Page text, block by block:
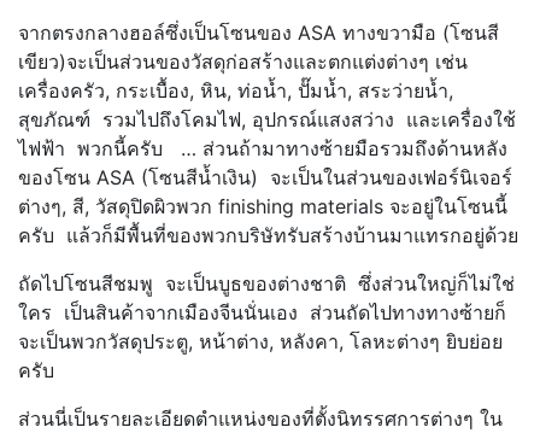
จากตรงกลางฮอล์ซึ่งเป็นโซนของ ASA ทางขวามือ (โซนสี
เขียว)จะเป็นส่วนของวัสดุก่อสร้างและตกแต่งต่างๆ เช่น
เครื่องครัว, กระเบื้อง, หิน, ท่อน้ำ, ปั๊มน้ำ, สระว่ายน้ำ,
สุขภัณฑ์ รวมไปถึงโคมไฟ, อุปกรณ์แสงสว่าง และเครื่องใช้
ไฟฟ้า พวกนี้ครับ … ส่วนถ้ามาทางซ้ายมือรวมถึงด้านหลัง
ของโซน ASA (โซนสีน้ำเงิน) จะเป็นในส่วนของเฟอร์นิเจอร์
ต่างๆ, สี, วัสดุปิดผิวพวก finishing materials จะอยู่ในโซนนี้
ครับ แล้วก็มีพื้นที่ของพวกบริษัทรับสร้างบ้านมาแทรกอยู่ด้วย
ถัดไปโซนสีชมพู จะเป็นบูธของต่างชาติ ซึ่งส่วนใหญ่ก็ไม่ใช่
ใคร เป็นสินค้าจากเมืองจีนนั่นเอง ส่วนถัดไปทางทางซ้ายก็
จะเป็นพวกวัสดุประตู, หน้าต่าง, หลังคา, โลหะต่างๆ ยิบย่อย
ครับ
ส่วนนี่เป็นรายละเอียดตำแหน่งของที่ตั้งนิทรรศการต่างๆ ใน